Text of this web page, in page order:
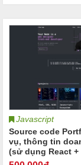
Javascript
Source code
vụ, thông tin
(sử dụng React +
Typescript,